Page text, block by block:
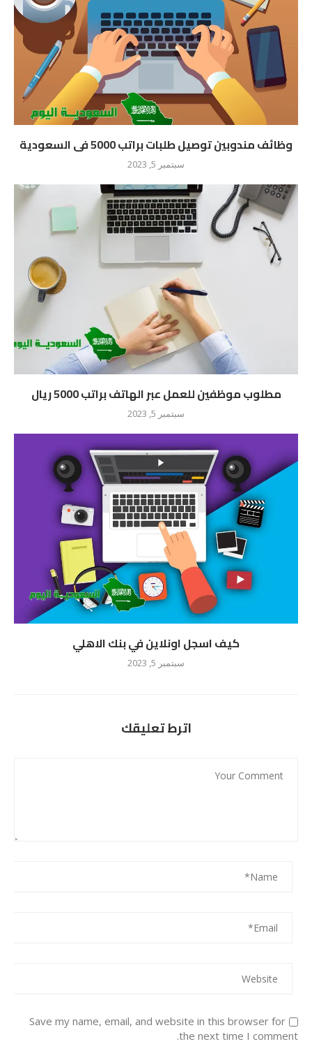
وظائف مندوبين توصيل طلبات براتب 5000 فى السعودية
سبتمبر 5, 2023
مطلوب موظفين للعمل عبر الهاتف براتب 5000 ريال
سبتمبر 5, 2023
كيف اسجل اونلاين في بنك الاهلي
سبتمبر 5, 2023
اترط تعليقك
Save my name, email, and website in this browser for
the next time I comment.